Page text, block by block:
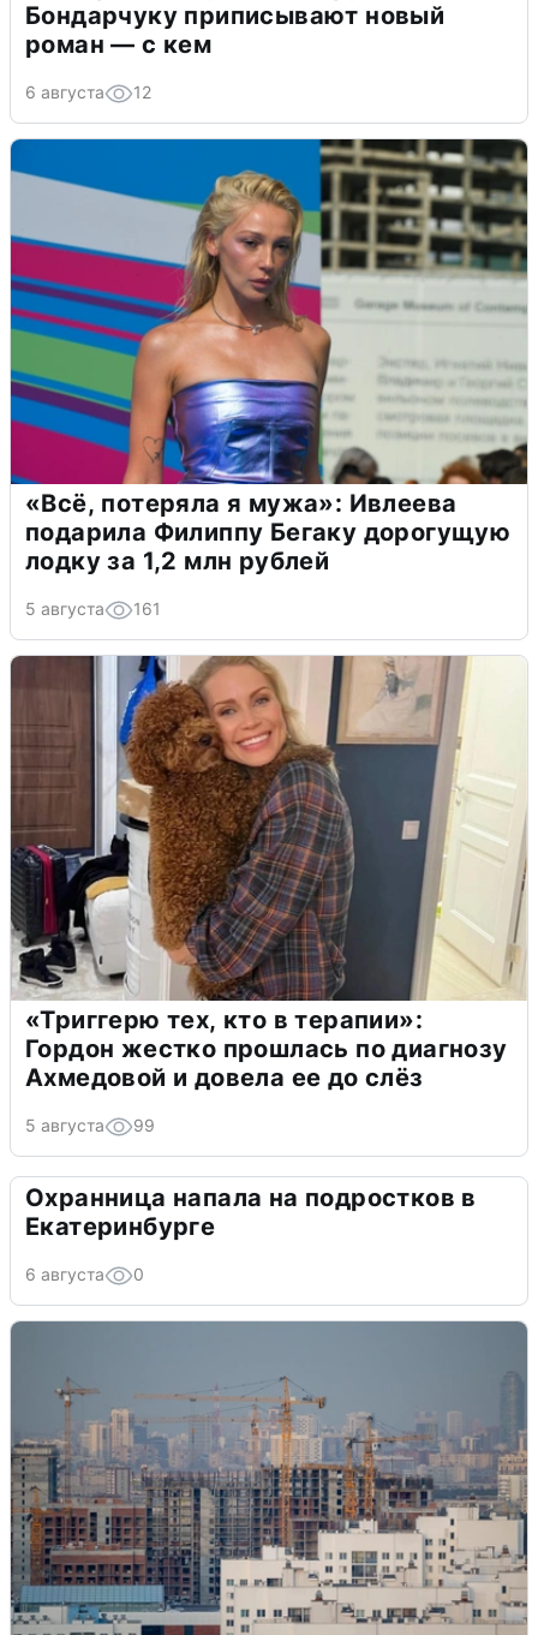
Бондарчуку приписывают новый
роман — с кем
6 августа 12
«Всё, потеряла я мужа»: Ивлеева
подарила Филиппу Бегаку дорогущую
лодку за 1,2 млн рублей
5 августа 161
«Триггерю тех, кто в терапии»:
Гордон жестко прошлась по диагнозу
Ахмедовой и довела ее до слёз
5 августа 99
Охранница напала на подростков в
Екатеринбурге
6 августа 0